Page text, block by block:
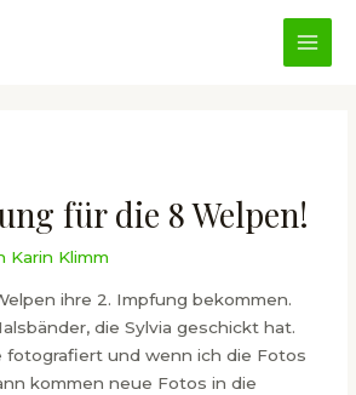
für die 8 Welpen!
Karin Klimm
ihre 2. Impfung bekommen.
die Sylvia geschickt hat.
fotografiert und wenn ich die Fotos
kommen neue Fotos in die